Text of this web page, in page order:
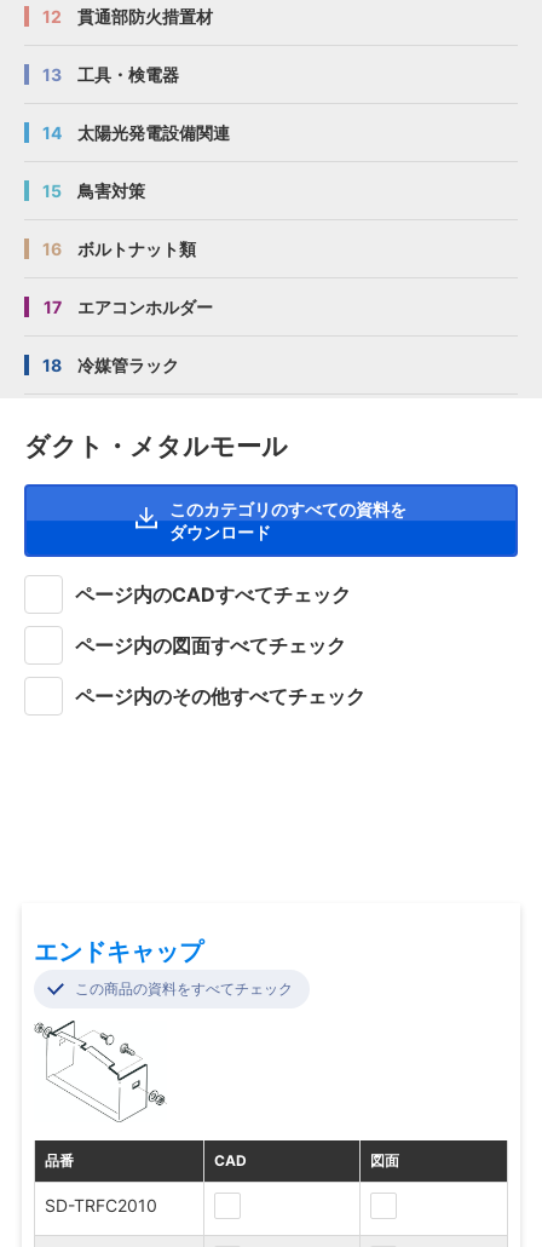
12 貫通部防火措置材
13 工具・検電器
14 太陽光発電設備関連
15 鳥害対策
16 ボルトナット類
17 エアコンホルダー
18 冷媒管ラック
ダクト・メタルモール
このカテゴリのすべての資料を
ダウンロード
ページ内のCADすべてチェック
ページ内の図面すべてチェック
ページ内のその他すべてチェック
エンドキャップ
この商品の資料をすべてチェック
品番 CAD 図面
SD-TRFC2010